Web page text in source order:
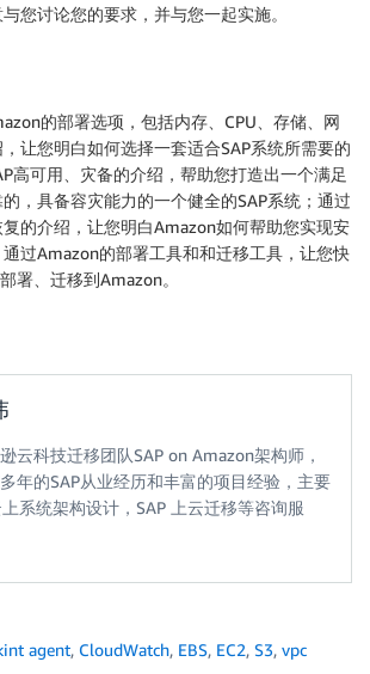
您讨论您的要求，并与您一起实施。
的部署选项，包括内存、CPU、存储、网
让您明白如何选择一套适合SAP系统所需要的
高可用、灾备的介绍，帮助您打造出一个满足
，具备容灾能力的一个健全的SAP系统；通过
的介绍，让您明白Amazon如何帮助您实现安
过Amazon的部署工具和和迁移工具，让您快
署、迁移到Amazon。
云科技迁移团队SAP on Amazon架构师，
年的SAP从业经历和丰富的项目经验，主要
系统架构设计，SAP 上云迁移等咨询服
agent, CloudWatch, EBS, EC2, S3, vpc